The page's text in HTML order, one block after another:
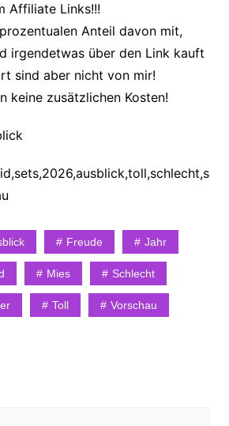
Affiliate Links!!!
Anteil davon mit,
irgendetwas über den Link kauft
sind aber nicht von mir!
keine zusätzlichen Kosten!
Freude Jahr
Mies Schlecht
Toll Vorschau